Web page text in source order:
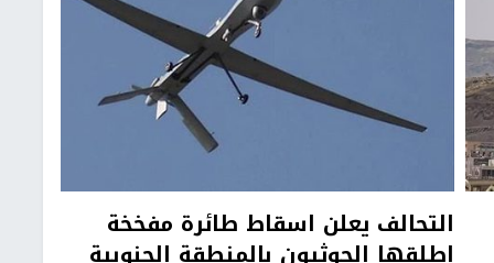
التحالف يعلن اسقاط طائرة مفخخة